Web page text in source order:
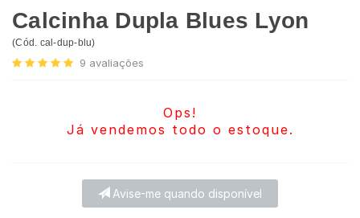
Calcinha Dupla Blues Lyon
(Cód. cal-dup-blu)
9 avaliações
Ops!
Já vendemos todo o estoque.
Avise-me quando disponível